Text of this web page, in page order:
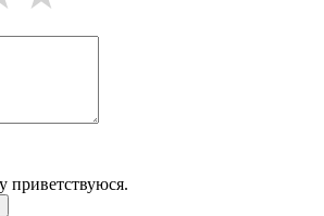
приветствуюся.